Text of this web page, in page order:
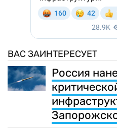
ВАС ЗАИНТЕРЕСУЕТ
Россия